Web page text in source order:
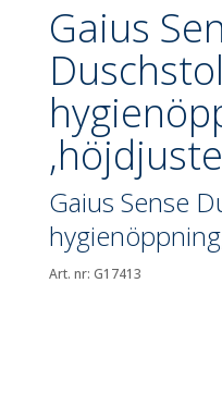
Gaius
Gaius Sense
Art. nr: G17413